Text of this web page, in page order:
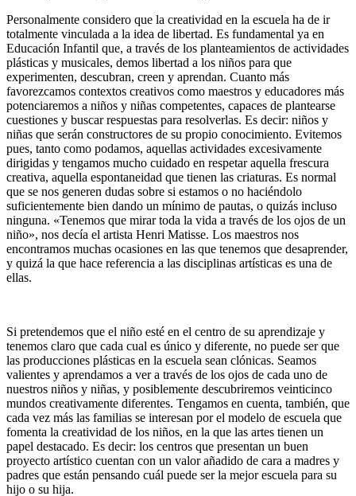
Personalmente considero que la creatividad en la escuela ha de ir
totalmente vinculada a la idea de libertad. Es fundamental ya en
Edu­ca­ción Infantil que, a través de los planteamientos de actividades
plásticas y musicales, demos libertad a los niños para que
experimenten, descubran, creen y aprendan. Cuanto más
favorezcamos contextos creativos como maestros y educadores más
potenciaremos a niños y niñas competentes, capaces de plantearse
cuestiones y buscar respuestas para resolverlas. Es decir: niños y
niñas que serán constructores de su propio conocimiento. Evitemos
pues, tanto como podamos, aquellas actividades excesivamente
dirigidas y tengamos mucho cuidado en respetar aquella frescura
creativa, aquella espontaneidad que tienen las criaturas. Es normal
que se nos generen dudas sobre si estamos o no haciéndolo
suficientemente bien dando un mínimo de pautas, o quizás incluso
ninguna. «Tenemos que mirar toda la vida a través de los ojos de un
niño», nos decía el artista Henri Matisse. Los maestros nos
encontramos muchas ocasiones en las que tenemos que desaprender,
y quizá la que hace referencia a las disciplinas artísticas es una de
ellas.
Si pretendemos que el niño esté en el centro de su aprendizaje y
tenemos claro que cada cual es único y diferente, no puede ser que
las producciones plásticas en la escuela sean clónicas. Seamos
valientes y aprendamos a ver a través de los ojos de cada uno de
nuestros niños y niñas, y posiblemente descubriremos veinticinco
mundos creativamente diferentes. Tengamos en cuenta, también, que
cada vez más las familias se interesan por el modelo de escuela que
fomenta la creatividad de los niños, en la que las artes tienen un
papel destacado. Es decir: los centros que presentan un buen
proyecto artístico cuentan con un valor añadido de cara a madres y
padres que están pensando cuál puede ser la mejor escuela para su
hijo o su hija.